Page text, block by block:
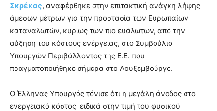
Σκρέκας, αναφέρθηκε στην επιτακτική ανάγκη λήψης
άμεσων μέτρων για την προστασία των Ευρωπαίων
καταναλωτών, κυρίως των πιο ευάλωτων, από την
αύξηση του κόστους ενέργειας, στο Συμβούλιο
Υπουργών Περιβάλλοντος της Ε.Ε. που
πραγματοποιήθηκε σήμερα στο Λουξεμβούργο.
Ο Έλληνας Υπουργός τόνισε ότι η μεγάλη άνοδος στο
ενεργειακό κόστος, ειδικά στην τιμή του φυσικού